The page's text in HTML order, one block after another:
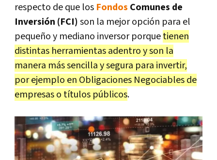
respecto de que los Fondos Comunes de
Inversión (FCI)son la mejor opción para el
pequeño y mediano inversor porquetienen
distintas herramientas adentro y son la
manera más sencilla y segura para invertir,
por ejemplo en Obligaciones Negociables de
empresas o títulos públicos.